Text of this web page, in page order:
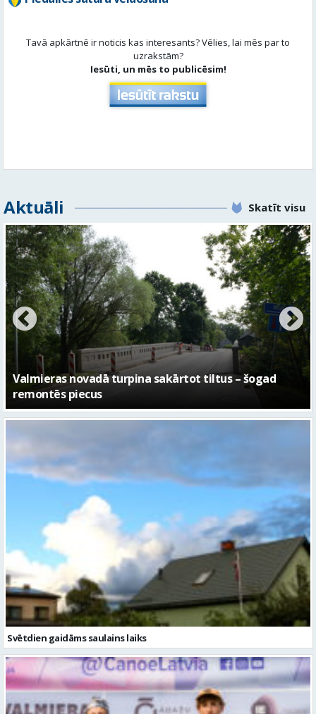
Tavā apkārtnē ir noticis kas interesants? Vēlies, lai mēs par to
uzrakstām?
Iesūti, un mēs to publicēsim!
Aktuāli Skatīt visu
No pagaidu teātra līdz laikmetīgās kultūras centram
– kā attīstīsies “Kurtuve”
Svētdien gaidāms saulains laiks